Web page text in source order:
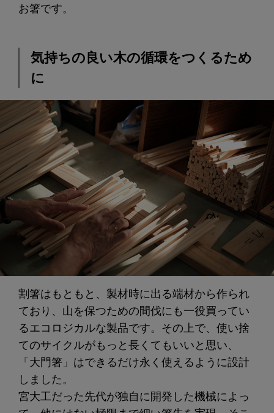
お箸です。
気持ちの良い木の循環をつくるため
に
割箸はもともと、製材時に出る端材から作られ
ており、山を保つための間伐にも一役買ってい
るエコロジカルな製品です。その上で、使い捨
てのサイクルがもっと長くてもいいと思い、
「大門箸」はできるだけ永く使えるように設計
しました。
宮大工だった先代が独自に開発した機械によっ